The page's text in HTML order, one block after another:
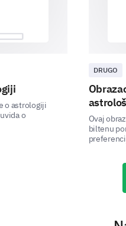
If
o astrologiji
o
DRUGO
Ovaj
biltenu